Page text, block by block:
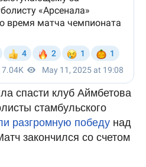
спасти клуб Аймбетова
стамбульского
разгромную победу над
закончился со счетом